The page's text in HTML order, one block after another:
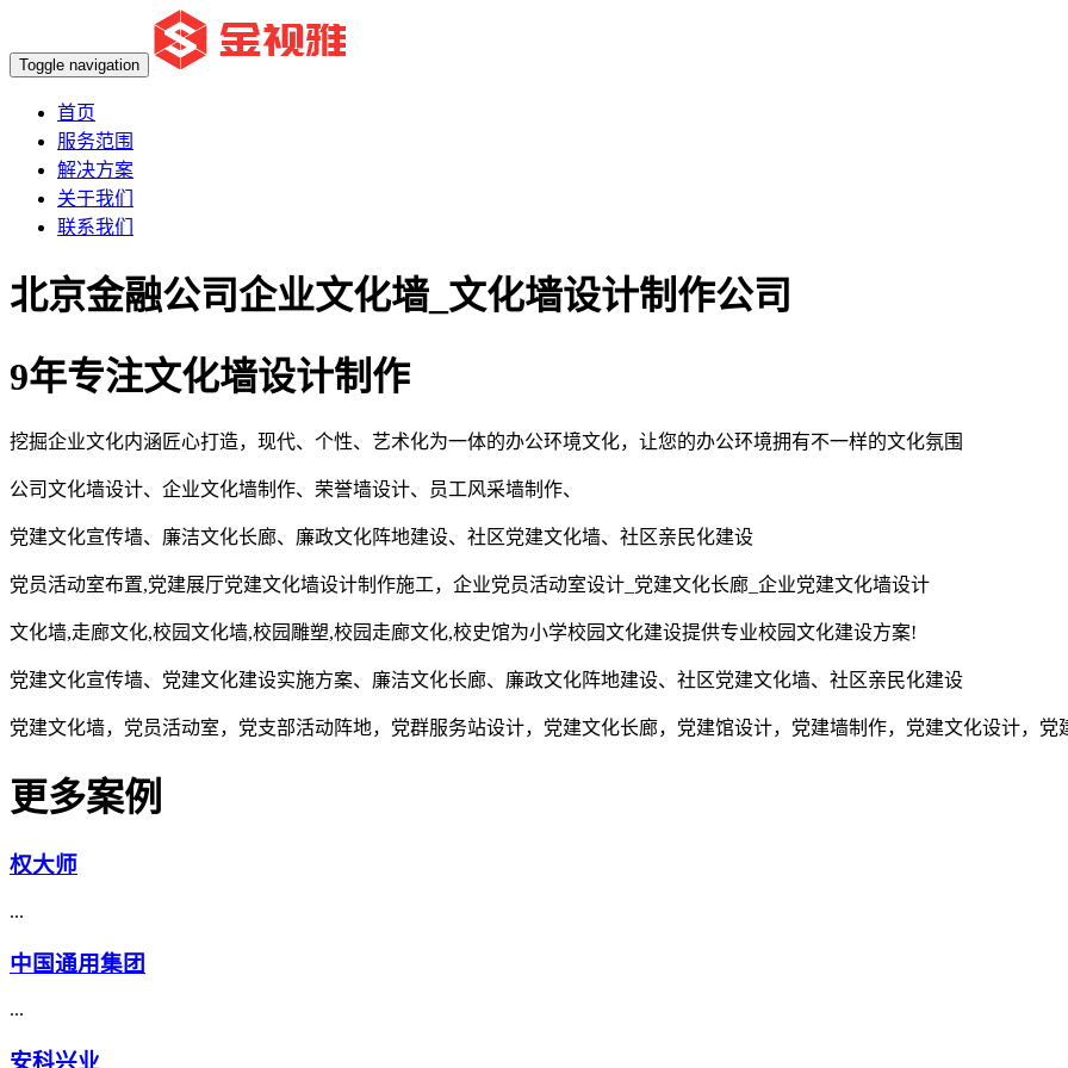
Toggle navigation
首页
服务范围
解决方案
关于我们
联系我们
北京金融公司企业文化墙_文化墙设计制作公司
9年专注文化墙设计制作
挖掘企业文化内涵匠心打造，现代、个性、艺术化为一体的办公环境文化，让您的办公环境拥有不一样的文化氛围
公司文化墙设计、企业文化墙制作、荣誉墙设计、员工风采墙制作、
党建文化宣传墙、廉洁文化长廊、廉政文化阵地建设、社区党建文化墙、社区亲民化建设
党员活动室布置,党建展厅党建文化墙设计制作施工，企业党员活动室设计_党建文化长廊_企业党建文化墙设计
文化墙,走廊文化,校园文化墙,校园雕塑,校园走廊文化,校史馆为小学校园文化建设提供专业校园文化建设方案!
党建文化宣传墙、党建文化建设实施方案、廉洁文化长廊、廉政文化阵地建设、社区党建文化墙、社区亲民化建设
党建文化墙，党员活动室，党支部活动阵地，党群服务站设计，党建文化长廊，党建馆设计，党建墙制作，党建文化设计，党
更多案例
权大师
...
中国通用集团
...
安科兴业